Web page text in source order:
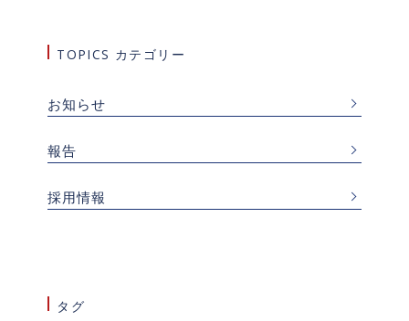
TOPICS カテゴリー
お知らせ
報告
採用情報
タグ